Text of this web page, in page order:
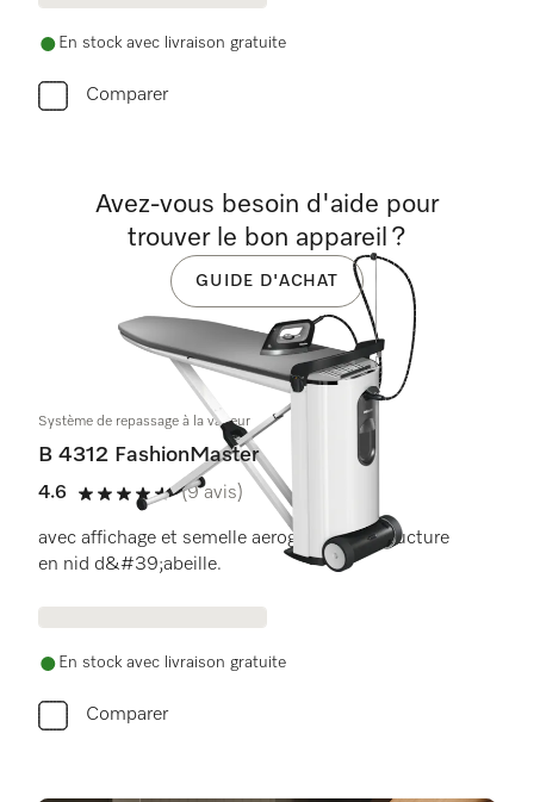
En stock avec livraison gratuite
Comparer
Système de repassage à la vapeur
B 4312 FashionMaster
4.6
4.6 étoiles de 5
(9 avis)
avec affichage et semelle aerogliss avec structure
en nid d&#39;abeille.
En stock avec livraison gratuite
Comparer
Avez-vous besoin d'aide pour
trouver le bon appareil ?
GUIDE D'ACHAT